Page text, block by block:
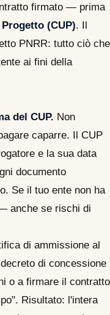
firmato — prima
(CUP). Il
PNRR: tutto ciò che
ai fini della
del CUP. Non
caparre. Il CUP
e la sua data
documento
Se il tuo ente non ha
anche se rischi di
di ammissione al
di concessione
o a firmare il contratto
Risultato: l'intera